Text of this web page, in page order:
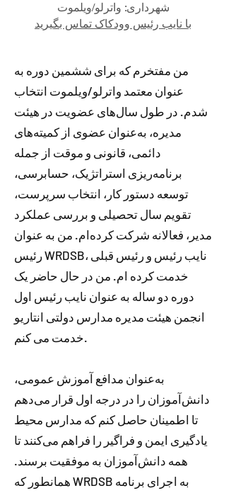
شهرداری: واترلو/ویلموت
با نایب رئیس وودکاک تماس بگیرید
من مفتخرم که برای ششمین دوره به
عنوان معتمد واترلو/ویلموت انتخاب
شدم. در طول سال‌های عضویت در هیئت
مدیره، به‌عنوان عضوی از کمیته‌های
دائمی، قانونی و موقت از جمله
برنامه‌ریزی استراتژیک، حسابرسی،
توسعه دستور کار، انتخاب سرپرست،
تقویم سال تحصیلی و بررسی عملکرد
مدیر، فعالانه شرکت کرده‌ام. من به عنوان
رئیس WRDSB، نایب رئیس و رئیس قبلی
خدمت کرده ام. من در حال حاضر یک
دوره دو ساله به عنوان نایب رئیس اول
انجمن هیئت مدیره مدارس دولتی انتاریو
خدمت می کنم.
به‌عنوان مدافع آموزش عمومی،
دانش‌آموزان را در درجه اول قرار می‌دهم
تا اطمینان حاصل کنم که مدارس محیط
یادگیری ایمن و فراگیر را فراهم می‌کنند تا
همه دانش‌آموزان به موفقیت برسند.
همانطور که WRDSB به اجرای برنامه